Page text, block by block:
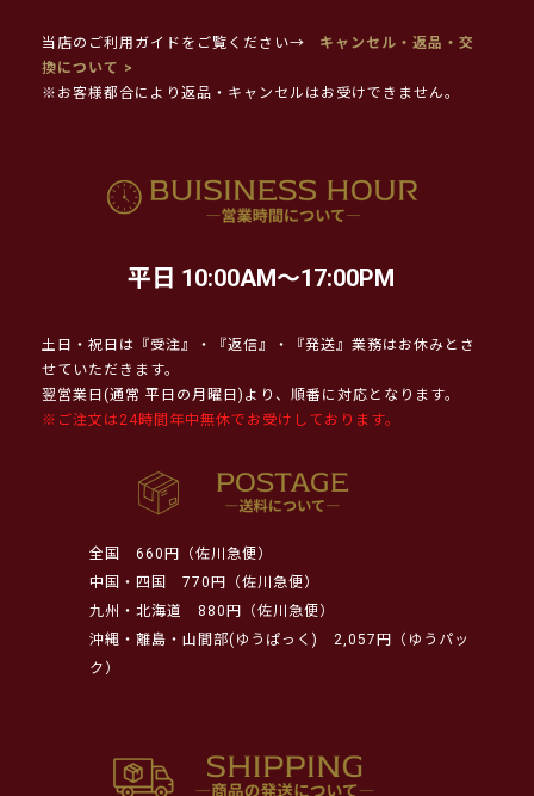
当店のご利用ガイドをご覧ください→
キャンセル・返品・交
換について >
※お客様都合により返品・キャンセルはお受けできません。
平日 10:00AM～17:00PM
土日・祝日は『受注』・『返信』・『発送』業務はお休みとさ
せていただきます。
翌営業日(通常 平日の月曜日)より、順番に対応となります。
※ご注文は24時間年中無休でお受けしております。
全国
660円（佐川急便）
中国・四国
770円（佐川急便）
九州・北海道
880円（佐川急便）
沖縄・離島・山間部(ゆうぱっく)
2,057円（ゆうパッ
ク）